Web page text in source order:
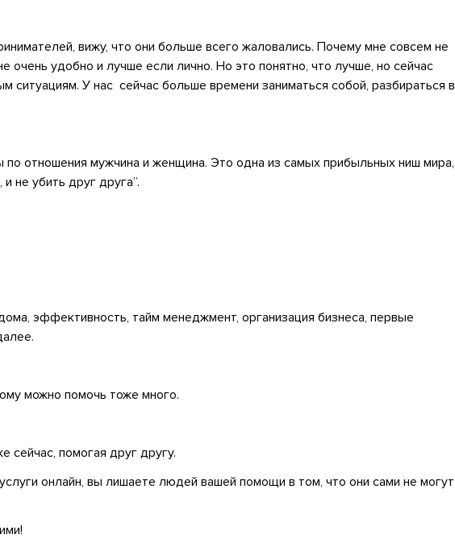
вижу, что они больше всего жаловались. Почему мне совсем не
очень удобно и лучше если лично. Но это понятно, что лучше, но сейчас
ситуациям. У нас сейчас больше времени заниматься собой, разбираться в
по отношения мужчина и женщина. Это одна из самых прибыльных ниш мира,
не убить друг друга”.
эффективность, тайм менеджмент, организация бизнеса, первые
можно помочь тоже много.
сейчас, помогая друг другу.
онлайн, вы лишаете людей вашей помощи в том, что они сами не могут